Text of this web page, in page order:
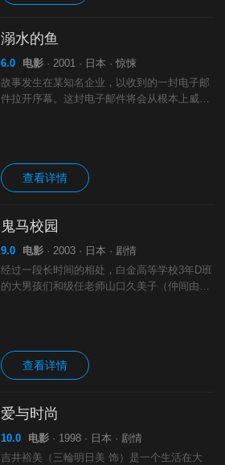
溺水的鱼
6.0 电影 · 2001 · 日本 · 惊悚
故事发生在某知名企业，以收到的一封电子邮
件拉开序幕。这封电子邮件将会从根本上威胁
查看详情
鬼马校园
9.0 电影 · 2003 · 日本 · 剧情
经过一段长时间的相处，白金高等学校3年D班
的大男孩们和级任老师山口久美子（仲间由纪
查看详情
爱与时尚
10.0 电影 · 1998 · 日本 · 剧情
吉井裕美（三輪明日美 饰）是一个生活在大